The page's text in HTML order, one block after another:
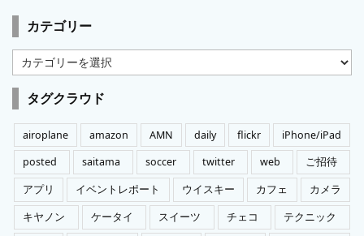
カテゴリー
テ
ゴ
ー
タグクラウド
airoplane amazon AMN daily flickr
iPhone/iPad
posted
saitama soccer twitter web
ご招待
アプリ
イベントレポート ウイスキー カフェ
カメラ
キヤノン
ケータイ スイーツ チェコ
テクニック